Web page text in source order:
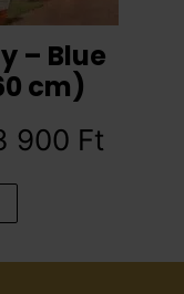
– Blue
cm)
900 Ft